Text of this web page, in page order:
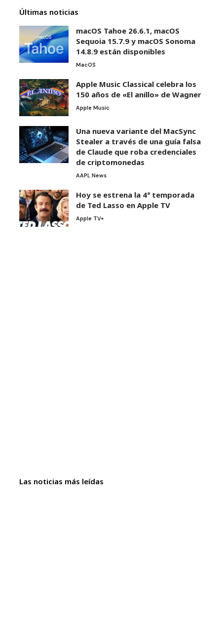
Últimas noticias
macOS Tahoe 26.6.1, macOS
Sequoia 15.7.9 y macOS Sonoma
14.8.9 están disponibles
MacOS
Apple Music Classical celebra los
150 años de «El anillo» de Wagner
Apple Music
Una nueva variante del MacSync
Stealer a través de una guía falsa
de Claude que roba credenciales
de criptomonedas
AAPL News
Hoy se estrena la 4ª temporada
de Ted Lasso en Apple TV
Apple TV+
Las noticias más leídas